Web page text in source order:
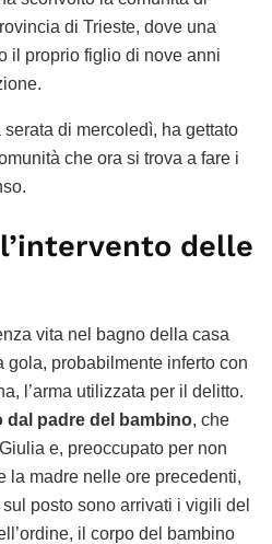
di Trieste, dove una
il proprio figlio di nove anni
serata di mercoledì, ha gettato
che ora si trova a fare i
delle
vita nel bagno della casa
gola, probabilmente inferto con
l’arma utilizzata per il delitto.
dal padre del bambino, che
e, preoccupato per non
la madre nelle ore precedenti,
posto sono arrivati i vigili del
il corpo del bambino